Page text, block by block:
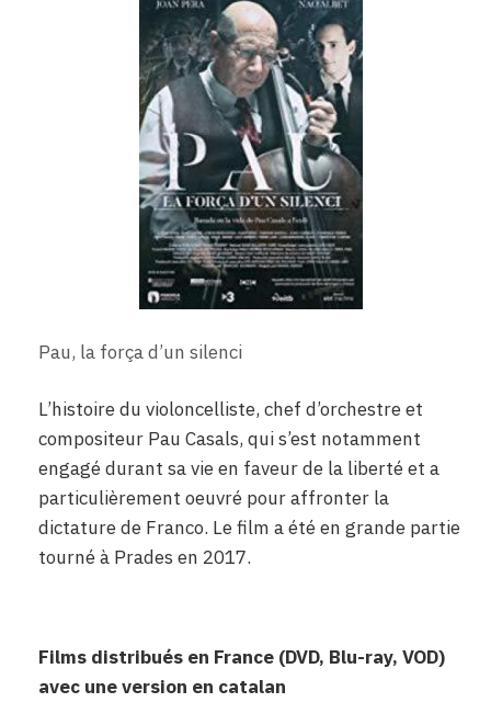
Pau, la força d’un silenci
L’histoire du violoncelliste, chef d’orchestre et
compositeur Pau Casals, qui s’est notamment
engagé durant sa vie en faveur de la liberté et a
particulièrement oeuvré pour affronter la
dictature de Franco. Le film a été en grande partie
tourné à Prades en 2017.
Films distribués en France (DVD, Blu-ray, VOD)
avec une version en catalan